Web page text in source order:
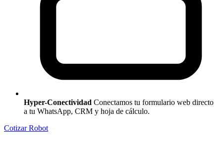
Hyper-Conectividad Conectamos tu formulario web directo
a tu WhatsApp, CRM y hoja de cálculo.
Cotizar Robot